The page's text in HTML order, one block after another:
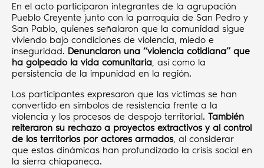
En el acto participaron integrantes de la agrupación
Pueblo Creyente junto con la parroquia de San Pedro y
San Pablo, quienes señalaron que la comunidad sigue
viviendo bajo condiciones de violencia, miedo e
inseguridad. Denunciaron una “violencia cotidiana” que
ha golpeado la vida comunitaria, así como la
persistencia de la impunidad en la región.
Los participantes expresaron que las víctimas se han
convertido en símbolos de resistencia frente a la
violencia y los procesos de despojo territorial. También
reiteraron su rechazo a proyectos extractivos y al control
de los territorios por actores armados, al considerar
que estas dinámicas han profundizado la crisis social en
la sierra chiapaneca.